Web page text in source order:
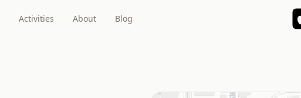
Activities About Blog